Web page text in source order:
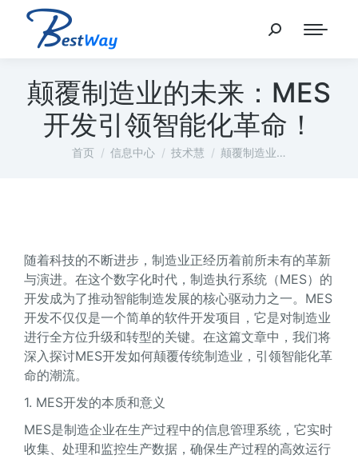
颠覆制造业的未来：MES
开发引领智能化革命！
您在这里：
首页 信息中心 技术慧 颠覆制造业…
随着科技的不断进步，制造业正经历着前所未有的革新
与演进。在这个数字化时代，制造执行系统（MES）的
开发成为了推动智能制造发展的核心驱动力之一。MES
开发不仅仅是一个简单的软件开发项目，它是对制造业
进行全方位升级和转型的关键。在这篇文章中，我们将
深入探讨MES开发如何颠覆传统制造业，引领智能化革
命的潮流。
1. MES开发的本质和意义
MES是制造企业在生产过程中的信息管理系统，它实时
收集、处理和监控生产数据，确保生产过程的高效运行